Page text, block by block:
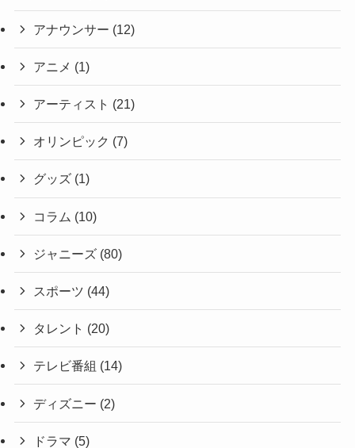
アナウンサー (12)
アニメ (1)
アーティスト (21)
オリンピック (7)
グッズ (1)
コラム (10)
ジャニーズ (80)
スポーツ (44)
タレント (20)
テレビ番組 (14)
ディズニー (2)
ドラマ (5)